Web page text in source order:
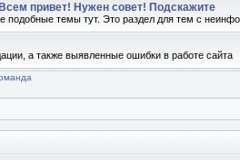
привет! Нужен совет! Подскажите
подобные темы тут. Это раздел для тем с
а также выявленные ошибки в работе сайта